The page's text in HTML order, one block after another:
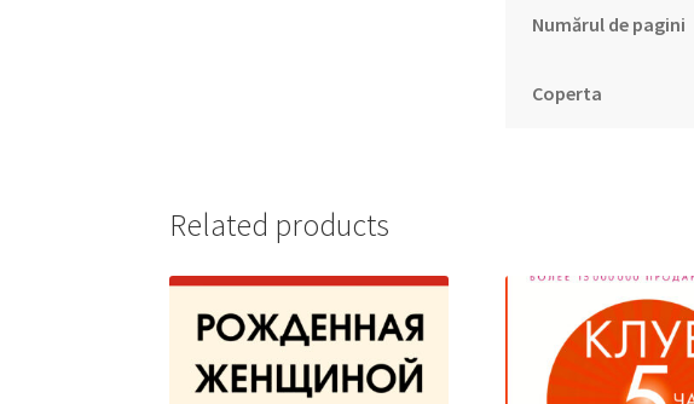
Numărul de pagini
Coperta
Related products